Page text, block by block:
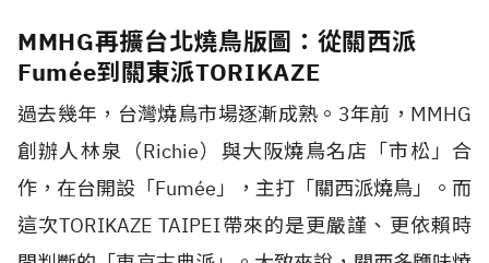
MMHG再擴台北燒鳥版圖：從關西派
Fumée到關東派TORIKAZE
過去幾年，台灣燒鳥市場逐漸成熟。 3年前， MMHG
創辦人林泉（Richie）與大阪燒鳥名店「市松」合
作，在台開設「Fumée」，主打「關西派燒鳥」。而
這次TORIKAZE TAIPEI帶來的是更嚴謹、更依賴時